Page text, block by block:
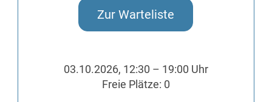
Zur Warteliste
03.10.2026, 12:30 – 19:00 Uhr
Freie Plätze: 0